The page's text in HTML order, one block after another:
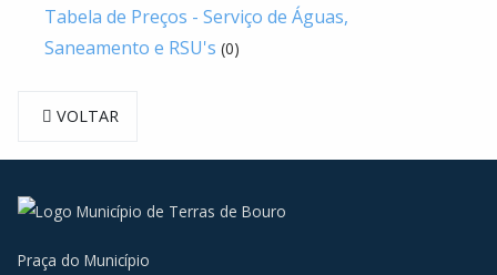
Tabela de Preços - Serviço de Águas,
Saneamento e RSU's (0)
VOLTAR
Praça do Município